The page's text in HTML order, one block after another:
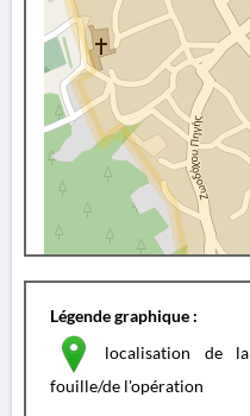
Légende graphique :
localisation de la
fouille/de l'opération